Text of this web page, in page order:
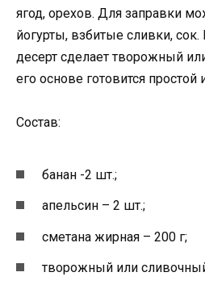
ягод, орехов. Для заправки
йогурты, взбитые сливки,
десерт сделает творожный
его основе готовится
Состав:
банан -2 шт.;
апельсин – 2 шт.;
сметана жирная – 200 г;
творожный или